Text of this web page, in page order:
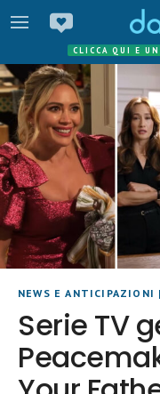
CLICCA QUI E
NEWS E ANTICIPAZIONI |
Serie TV